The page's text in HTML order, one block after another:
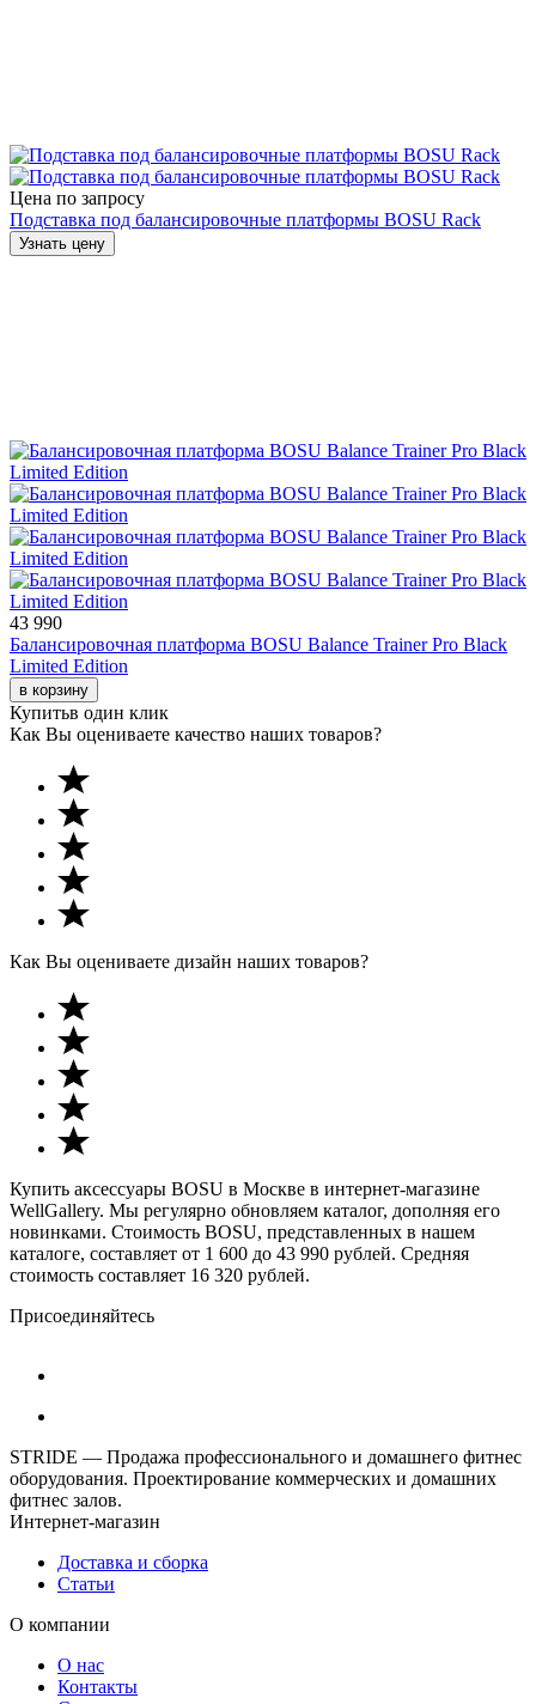
Цена по запросу
Подставка под балансировочные платформы BOSU Rack
Узнать цену
43 990
Балансировочная платформа BOSU Balance Trainer Pro Black
Limited Edition
в корзину
Купитьв один клик
Как Вы оцениваете качество наших товаров?
Как Вы оцениваете дизайн наших товаров?
Купить аксессуары BOSU в Москве в интернет-магазине
WellGallery. Мы регулярно обновляем каталог, дополняя его
новинками. Стоимость BOSU, представленных в нашем
каталоге, составляет от 1 600 до 43 990 рублей. Средняя
стоимость составляет 16 320 рублей.
Присоединяйтесь
STRIDE — Продажа профессионального и домашнего фитнес
оборудования. Проектирование коммерческих и домашних
фитнес залов.
Интернет-магазин
Доставка и сборка
Статьи
О компании
О нас
Контакты